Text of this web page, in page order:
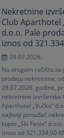
Nekretnine
Club Aparthotel
d.o.o. Pale
iznos od
29.07.2026.
Na drugom ročištu za
prodaju nekretnina,
28.07.2026. godine,
nekretnine izvršenika
Aparthotel „Vučko“
najbolji ponuđač
kupio „Ski Fenix“
iznos od 321.334,00